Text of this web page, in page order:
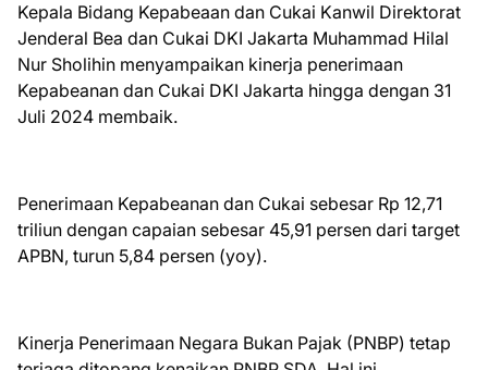
Kepala Bidang Kepabeaan dan Cukai Kanwil Direktorat
Jenderal Bea dan Cukai DKI Jakarta Muhammad Hilal
Nur Sholihin menyampaikan kinerja penerimaan
Kepabeanan dan Cukai DKI Jakarta hingga dengan 31
Juli 2024 membaik.
Penerimaan Kepabeanan dan Cukai sebesar Rp 12,71
triliun dengan capaian sebesar 45,91 persen dari target
APBN, turun 5,84 persen (yoy).
Kinerja Penerimaan Negara Bukan Pajak (PNBP) tetap